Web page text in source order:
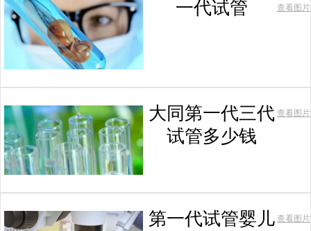
一代试管 查看图片
大同第一代三代
试管多少钱
查看图片
第一代试管婴儿 查看图片